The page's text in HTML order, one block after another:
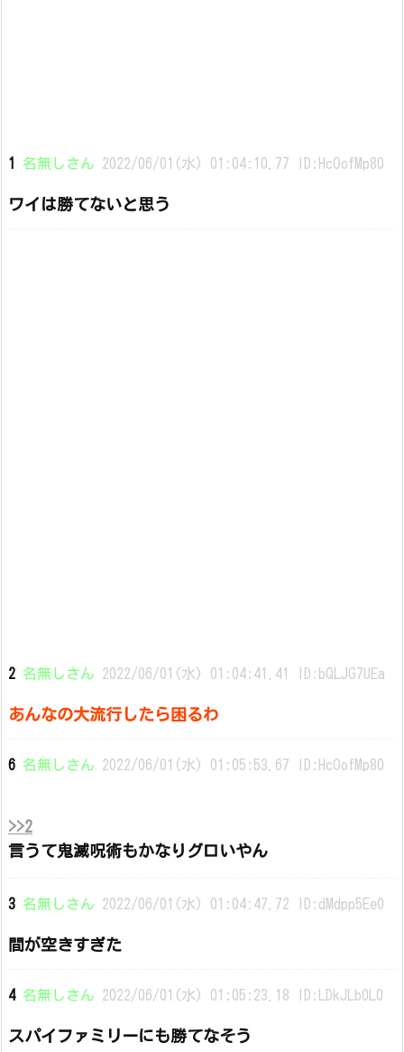
1 名無しさん 2022/06/01(水) 01:04:10.77 ID:HcOofMp80
ワイは勝てないと思う
2 名無しさん 2022/06/01(水) 01:04:41.41 ID:bQLJG7UEa
あんなの大流行したら困るわ
6 名無しさん 2022/06/01(水) 01:05:53.67 ID:HcOofMp80
>>2
言うて鬼滅呪術もかなりグロいやん
3 名無しさん 2022/06/01(水) 01:04:47.72 ID:dMdpp5Ee0
間が空きすぎた
4 名無しさん 2022/06/01(水) 01:05:23.18 ID:LDkJLb0L0
スパイファミリーにも勝てなそう